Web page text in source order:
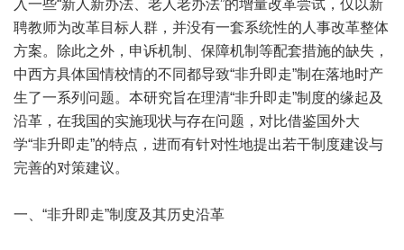
入一些“新人新办法、老人老办法”的增量改革尝试，仅以新
聘教师为改革目标人群，并没有一套系统性的人事改革整体
方案。除此之外，申诉机制、保障机制等配套措施的缺失，
中西方具体国情校情的不同都导致“非升即走”制在落地时产
生了一系列问题。本研究旨在理清“非升即走”制度的缘起及
沿革，在我国的实施现状与存在问题，对比借鉴国外大
学“非升即走”的特点，进而有针对性地提出若干制度建设与
完善的对策建议。
一、“非升即走”制度及其历史沿革